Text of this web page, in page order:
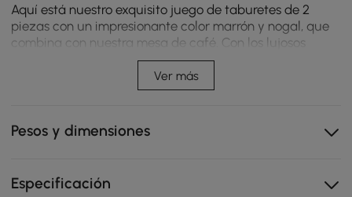
Aquí está nuestro exquisito juego de taburetes de 2
piezas con un impresionante color marrón y nogal, que
combina con nuestra mesa de café. Con los lujosos
asientos tapizados en piel sintética, estos taburetes son
la combinación perfecta de estilo y comodidad, lo que
los convierte en un complemento imprescindible para
Estilo moderno
Materiales de alta calidad
Ver más
Pesos y dimensiones
Especificación